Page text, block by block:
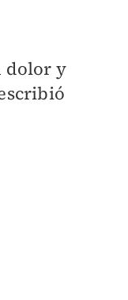
dolor y